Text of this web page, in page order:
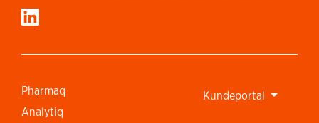
Pharmaq
Analytiq
Kundeportal